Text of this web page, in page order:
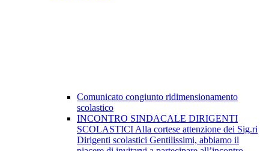
Comunicato congiunto ridimensionamento
scolastico
INCONTRO SINDACALE DIRIGENTI
SCOLASTICI Alla cortese attenzione dei Sig.ri
Dirigenti scolastici Gentilissimi, abbiamo il